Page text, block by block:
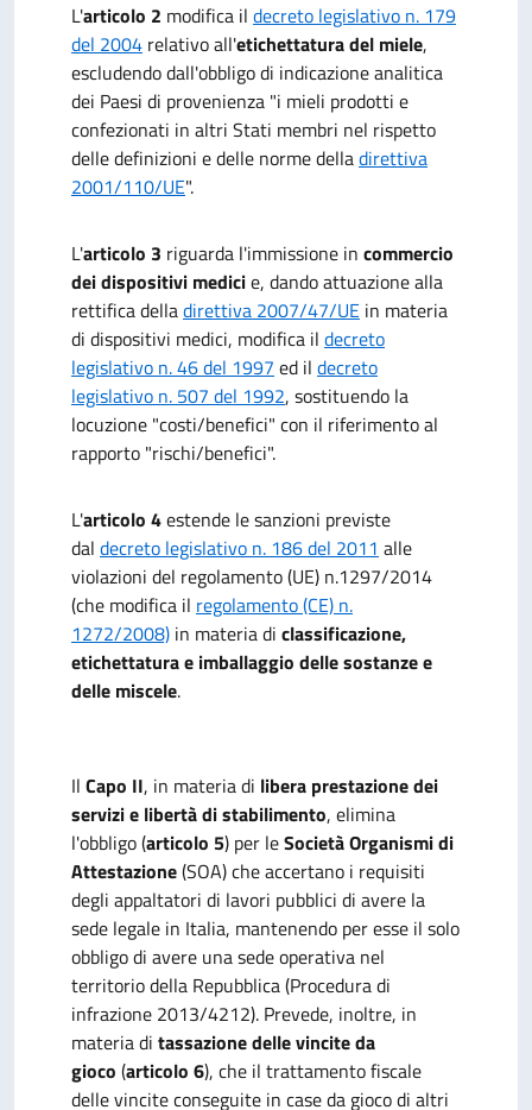
L'articolo 2 modifica il decreto legislativo n. 179
del 2004 relativo all'etichettatura del miele,
escludendo dall'obbligo di indicazione analitica
dei Paesi di provenienza "i mieli prodotti e
confezionati in altri Stati membri nel rispetto
delle definizioni e delle norme delladirettiva
2001/110/UE".
L'articolo 3 riguarda l'immissione in commercio
dei dispositivi medicie, dando attuazione alla
rettifica delladirettiva 2007/47/UE in materia
di dispositivi medici, modifica il decreto
legislativo n. 46 del 1997 ed il decreto
legislativo n. 507 del 1992, sostituendo la
locuzione "costi/benefici" con il riferimento al
rapporto "rischi/benefici".
L'articolo 4estende le sanzioni previste
dal decreto legislativo n. 186 del 2011 alle
violazioni del regolamento (UE) n.1297/2014
(che modifica il regolamento (CE) n.
1272/2008) in materia di classificazione,
etichettatura e imballaggio delle sostanze e
delle miscele.
Il Capo II, in materia di libera prestazione dei
servizi e libertà di stabilimento, elimina
l'obbligo (articolo 5) per leSocietà Organismi di
Attestazione(SOA) che accertano i requisiti
degli appaltatori di lavori pubblici di avere la
sede legale in Italia, mantenendo per esse il solo
obbligo di avere una sede operativa nel
territorio della Repubblica (Procedura di
infrazione 2013/4212). Prevede, inoltre, in
materia di tassazione delle vincite da
gioco (articolo 6), che il trattamento fiscale
delle vincite conseguite in case da gioco di altri